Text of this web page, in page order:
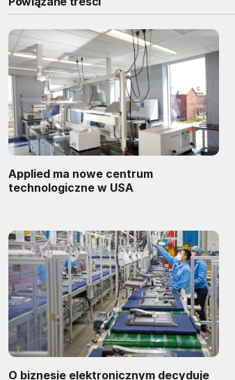
Applied ma nowe centrum
technologiczne w USA
O biznesie elektronicznym decyduje